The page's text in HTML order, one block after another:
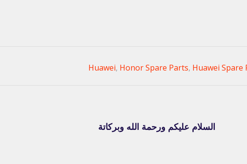
, Honor Spare Parts, Huawei Spare
السلام عليكم ورحمة الله وبركاتة